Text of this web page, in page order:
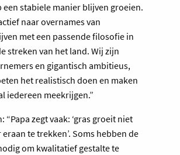
een stabiele manier blijven groeien.
naar overnames van
met een passende filosofie in
streken van het land. Wij zijn
en gigantisch ambitieus,
het realistisch doen en maken
iedereen meekrijgen.”
“Papa zegt vaak: ‘gras groeit niet
te trekken’. Soms hebben de
om kwalitatief gestalte te